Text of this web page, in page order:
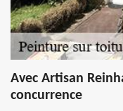
Avec Artisan
concurrence